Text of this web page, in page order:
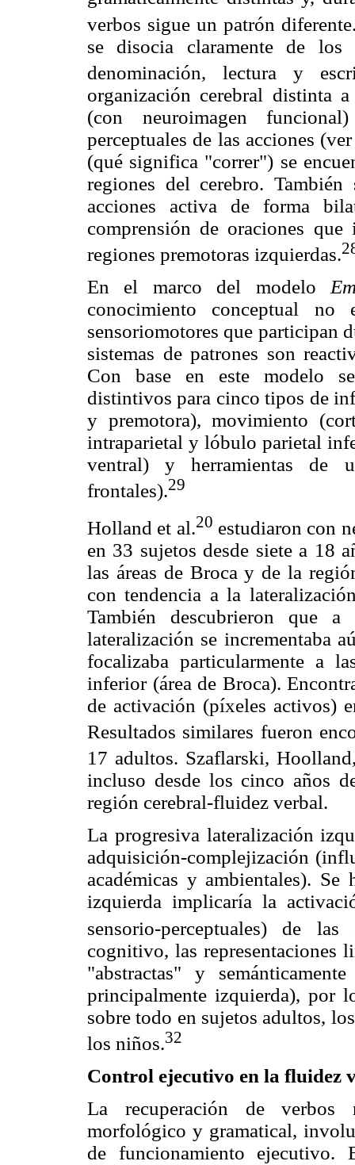
verbos sigue un patrón
se disocia claramente de los
denominación, lectura y
organización cerebral distinta
(con neuroimagen
perceptuales de las acciones
(qué significa "correr") se
regiones del cerebro.
acciones activa de forma
comprensión de oraciones
regiones premotoras izquierdas.
En el marco del modelo
conocimiento conceptual no
sensoriomotores que participan
sistemas de patrones son
Con base en este modelo
distintivos para cinco tipos de
y premotora), movimiento
intraparietal y lóbulo parietal
ventral) y herramientas de
frontales).29
Holland et al.20 estudiaron con
en 33 sujetos desde siete a 18
las áreas de Broca y de la
con tendencia a la
También descubrieron que
lateralización se incrementaba
focalizaba particularmente a
inferior (área de Broca).
de activación (píxeles activos)
Resultados similares fueron
17 adultos. Szaflarski,
incluso desde los cinco años
región cerebral-fluidez verbal.
La progresiva lateralización
adquisición-complejización
académicas y ambientales).
izquierda implicaría la
sensorio-perceptuales) de las
cognitivo, las representaciones
"abstractas" y
principalmente izquierda), por
sobre todo en sujetos adultos,
los niños.32
Control ejecutivo en la fluidez
La recuperación de verbos
morfológico y gramatical,
de funcionamiento